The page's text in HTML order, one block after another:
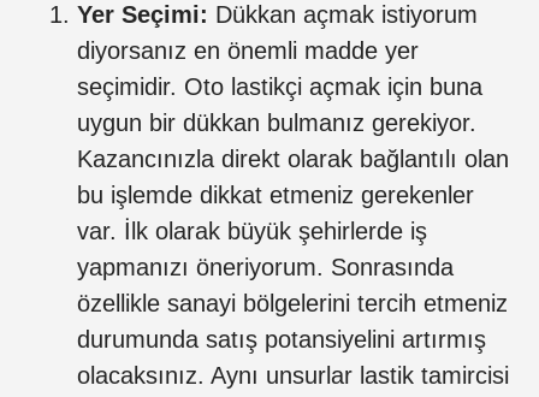
Yer Seçimi: Dükkan açmak istiyorum
diyorsanız en önemli madde yer
seçimidir. Oto lastikçi açmak için buna
uygun bir dükkan bulmanız gerekiyor.
Kazancınızla direkt olarak bağlantılı olan
bu işlemde dikkat etmeniz gerekenler
var. İlk olarak büyük şehirlerde iş
yapmanızı öneriyorum. Sonrasında
özellikle sanayi bölgelerini tercih etmeniz
durumunda satış potansiyelini artırmış
olacaksınız. Aynı unsurlar lastik tamircisi